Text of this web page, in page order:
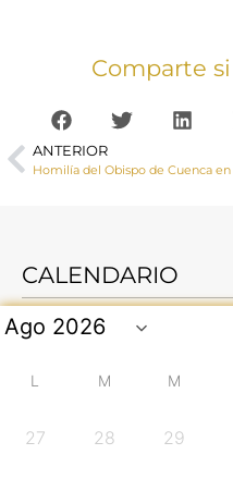
Comparte
ANTERIOR
CALENDARIO
L M M
27 28 29